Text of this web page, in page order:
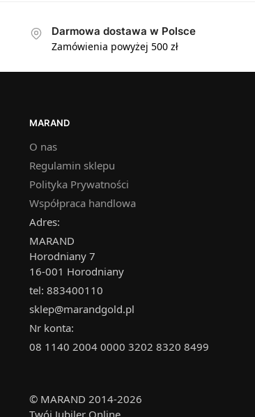
Darmowa dostawa w Polsce
Zamówienia powyżej 500 zł
MARAND
O nas
Regulamin sklepu
Polityka Prywatności
Współpraca handlowa
Adres:
MARAND
Horodniany 7
16-001 Horodniany
tel: 883400110
sklep@marandgold.pl
Nr konta:
08 1140 2004 0000 3202 8320 8499
© MARAND 2014-2026
Twój Jubiler Online